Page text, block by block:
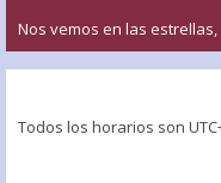
Nos vemos en las estrellas,
Todos los horarios son